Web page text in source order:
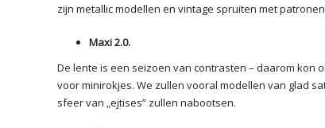
zijn metallic modellen en vintage spruiten met
Maxi 2.0.
De lente is een seizoen van contrasten – daarom kon
voor minirokjes. We zullen vooral modellen van glad
sfeer van „ejtises” zullen nabootsen.